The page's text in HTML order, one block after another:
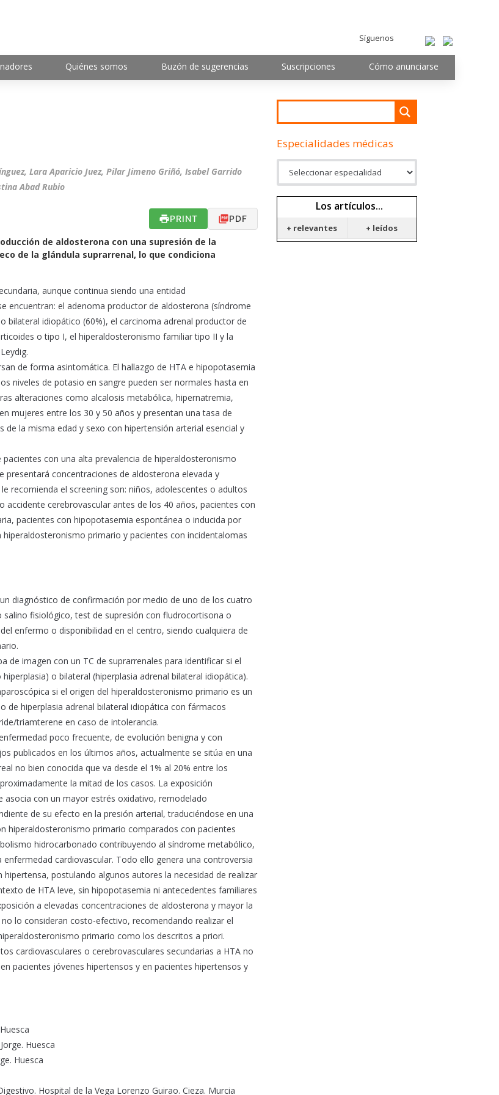
Síguenos
Quiénes somos Buzón de sugerencias Suscripciones Cómo anunciarse
Lara Aparicio Juez, Pilar Jimeno Griñó, Isabel Garrido
Abad Rubio
PRINT PDF
de aldosterona con una supresión de la
de la glándula suprarrenal, lo que condiciona
aunque continua siendo una entidad
encuentran: el adenoma productor de aldosterona (síndrome
bilateral idiopático (60%), el carcinoma adrenal productor de
o tipo I, el hiperaldosteronismo familiar tipo II y la
de forma asintomática. El hallazgo de HTA e hipopotasemia
niveles de potasio en sangre pueden ser normales hasta en
alteraciones como alcalosis metabólica, hipernatremia,
mujeres entre los 30 y 50 años y presentan una tasa de
la misma edad y sexo con hipertensión arterial esencial y
con una alta prevalencia de hiperaldosteronismo
presentará concentraciones de aldosterona elevada y
recomienda el screening son: niños, adolescentes o adultos
cerebrovascular antes de los 40 años, pacientes con
pacientes con hipopotasemia espontánea o inducida por
primario y pacientes con incidentalomas
diagnóstico de confirmación por medio de uno de los cuatro
fisiológico, test de supresión con fludrocortisona o
enfermo o disponibilidad en el centro, siendo cualquiera de
de imagen con un TC de suprarrenales para identificar si el
o bilateral (hiperplasia adrenal bilateral idiopática).
si el origen del hiperaldosteronismo primario es un
hiperplasia adrenal bilateral idiopática con fármacos
triamterene en caso de intolerancia.
poco frecuente, de evolución benigna y con
publicados en los últimos años, actualmente se sitúa en una
no bien conocida que va desde el 1% al 20% entre los
la mitad de los casos. La exposición
con un mayor estrés oxidativo, remodelado
de su efecto en la presión arterial, traduciéndose en una
hiperaldosteronismo primario comparados con pacientes
hidrocarbonado contribuyendo al síndrome metabólico,
cardiovascular. Todo ello genera una controversia
postulando algunos autores la necesidad de realizar
de HTA leve, sin hipopotasemia ni antecedentes familiares
a elevadas concentraciones de aldosterona y mayor la
lo consideran costo-efectivo, recomendando realizar el
primario como los descritos a priori.
cardiovasculares o cerebrovasculares secundarias a HTA no
pacientes jóvenes hipertensos y en pacientes hipertensos y
Huesca
Huesca
Hospital de la Vega Lorenzo Guirao. Cieza. Murcia
Especialidades médicas
Los artículos...
+ relevantes + leídos